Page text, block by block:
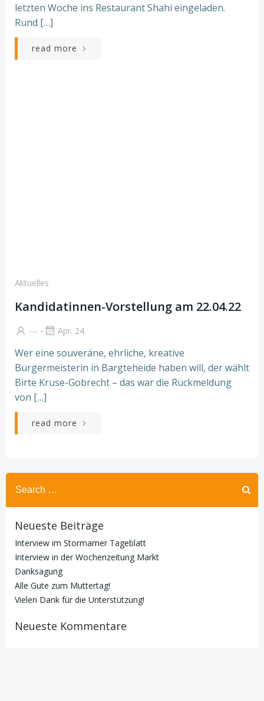
letzten Woche ins Restaurant Shahi eingeladen.
Rund […]
read more
Aktuelles
Kandidatinnen-Vorstellung am 22.04.22
--- - Apr. 24
Wer eine souveräne, ehrliche, kreative
Bürgermeisterin in Bargteheide haben will, der wählt
Birte Kruse-Gobrecht – das war die Rückmeldung
von […]
read more
Search
for:
Neueste Beiträge
Interview im Stormarner Tageblatt
Interview in der Wochenzeitung Markt
Danksagung
Alle Gute zum Muttertag!
Vielen Dank für die Unterstützung!
Neueste Kommentare